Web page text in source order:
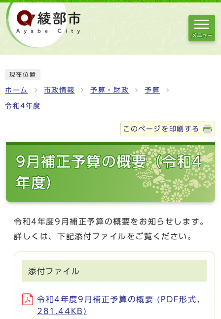
メニュー
現在位置
ホーム 市政情報 予算・財政 予算
令和4年度
このページを印刷する
9月補正予算の概要（令和4
年度）
令和4年度9月補正予算の概要をお知らせします。
詳しくは、下記添付ファイルをご覧ください。
添付ファイル
令和4年度9月補正予算の概要 (PDF形式、
281.44KB)